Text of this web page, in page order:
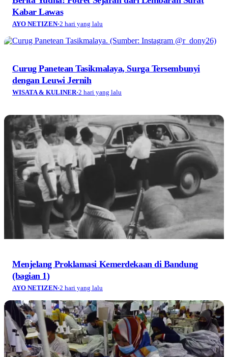
Kabar Lawas
AYO NETIZEN·2 hari yang lalu
Curug Panetean Tasikmalaya, Surga Tersembunyi
dengan Leuwi Jernih
WISATA & KULINER·2 hari yang lalu
Menjelang Proklamasi Kemerdekaan di Bandung
(bagian 1)
AYO NETIZEN·2 hari yang lalu